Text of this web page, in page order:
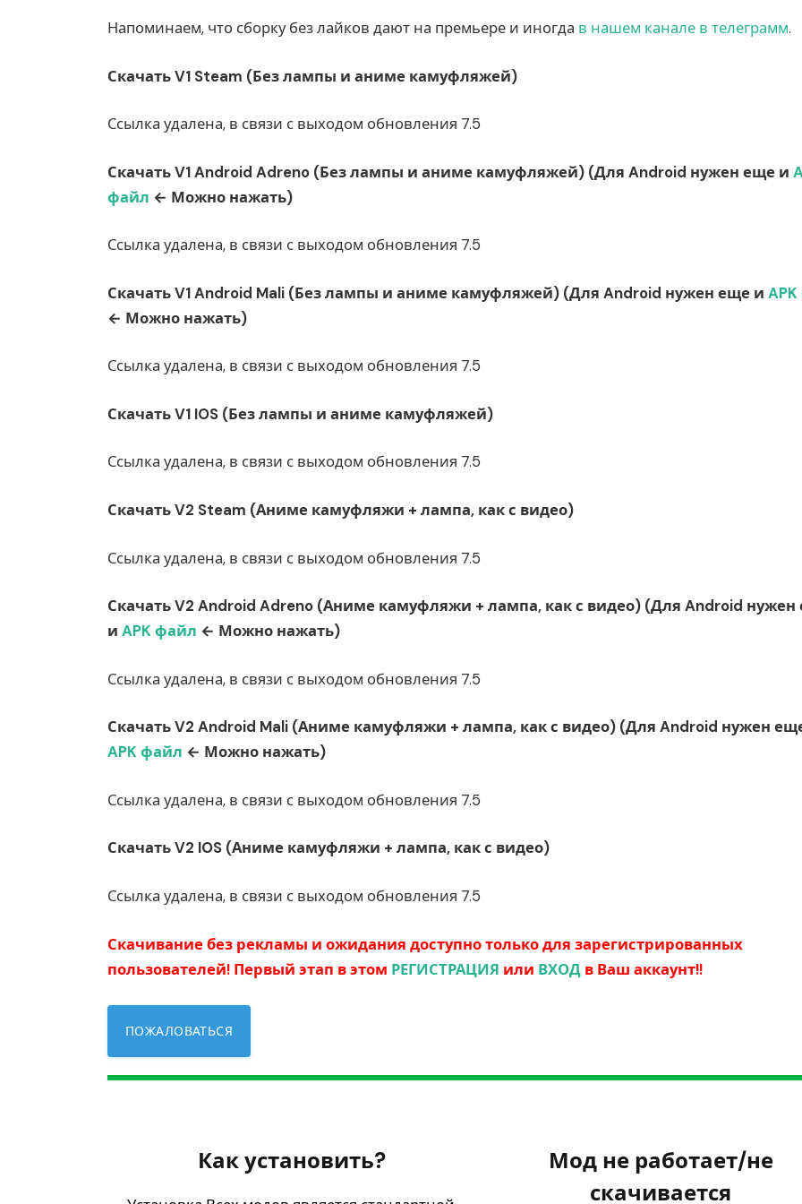
Напоминаем, что сборку без лайков дают на премьере и иногда в нашем канале в телеграмм.
Скачать V1 Steam (Без лампы и аниме камуфляжей)
Ссылка удалена, в связи с выходом обновления 7.5
Скачать V1 Android Adreno (Без лампы и аниме камуфляжей) (Для Android нужен еще и
файл ← Можно нажать)
Ссылка удалена, в связи с выходом обновления 7.5
Скачать V1 Android Mali (Без лампы и аниме камуфляжей) (Для Android нужен еще и
← Можно нажать)
Ссылка удалена, в связи с выходом обновления 7.5
Скачать V1 IOS (Без лампы и аниме камуфляжей)
Ссылка удалена, в связи с выходом обновления 7.5
Скачать V2 Steam (Аниме камуфляжи + лампа, как с видео)
Ссылка удалена, в связи с выходом обновления 7.5
Скачать V2 Android Adreno (Аниме камуфляжи + лампа, как с видео) (Для Android нужен
и APK файл ← Можно нажать)
Ссылка удалена, в связи с выходом обновления 7.5
Скачать V2 Android Mali (Аниме камуфляжи + лампа, как с видео) (Для Android нужен
APK файл ← Можно нажать)
Ссылка удалена, в связи с выходом обновления 7.5
Скачать V2 IOS (Аниме камуфляжи + лампа, как с видео)
Ссылка удалена, в связи с выходом обновления 7.5
Скачивание без рекламы и ожидания доступно только для зарегистрированных
пользователей! Первый этап в этом РЕГИСТРАЦИЯ или ВХОДв Ваш аккаунт!!
ПОЖАЛОВАТЬСЯ
Как установить?
Мод не работает/не
скачивается